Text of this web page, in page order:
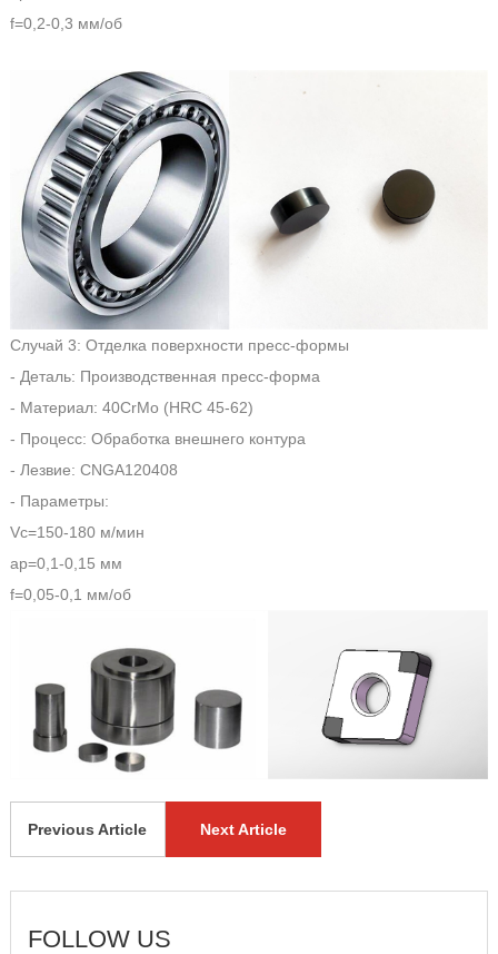
f=0,2-0,3 мм/об
Случай 3: Отделка поверхности пресс-формы
- Деталь: Производственная пресс-форма
- Материал: 40CrMo (HRC 45-62)
- Процесс: Обработка внешнего контура
- Лезвие: CNGA120408
- Параметры:
Vc=150-180 м/мин
ap=0,1-0,15 мм
f=0,05-0,1 мм/об
Previous Article Next Article
FOLLOW US